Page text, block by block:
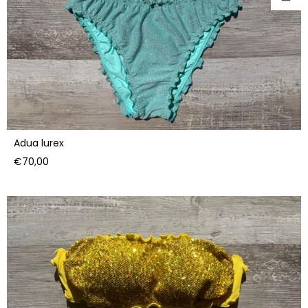
Adua lurex
Prezzo
€70,00